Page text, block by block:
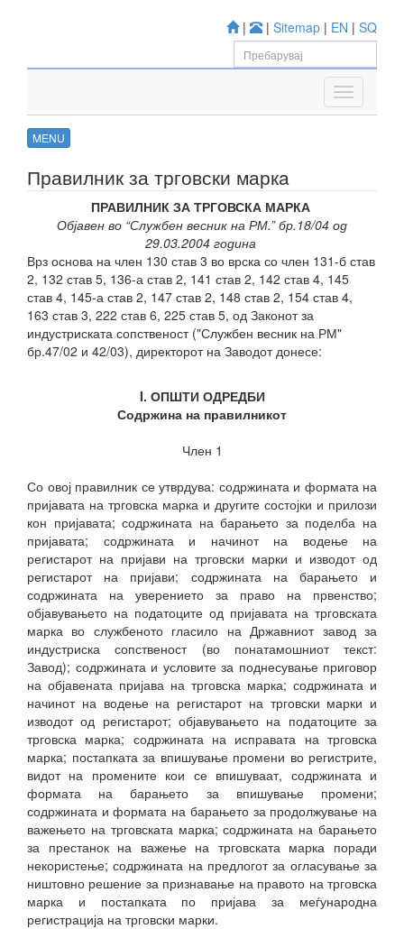
| | Sitemap | EN | SQ
MENU
Правилник за трговски маркa
ПРАВИЛНИК ЗА ТРГОВСКА МАРКА
Објавен во “Службен весник на РМ.” бр.18/04 од
29.03.2004 година
Врз основа на член 130 став 3 во врска со член 131-б став
2, 132 став 5, 136-а став 2, 141 став 2, 142 став 4, 145
став 4, 145-а став 2, 147 став 2, 148 став 2, 154 став 4,
163 став 3, 222 став 6, 225 став 5, од Законот за
индустриската сопственост ("Службен весник на РМ"
бр.47/02 и 42/03), директорот на Заводот донесе:
I. ОПШТИ ОДРЕДБИ
Содржина на правилникот
Член 1
Со овој правилник се утврдува: содржината и формата на
пријавата на трговска марка и другите состојки и прилози
кон пријавата; содржината на барањето за поделба на
пријавата; содржината и начинот на водење на
регистарот на пријави на трговски марки и изводот од
регистарот на пријави; содржината на барањето и
содржината на уверението за право на првенство;
објавувањето на податоците од пријавата на трговската
марка во службеното гласило на Државниот завод за
индустриска сопственост (во понатамошниот текст:
Завод); содржината и условите за поднесување приговор
на објавената пријава на трговска марка; содржината и
начинот на водење на регистарот на трговски марки и
изводот од регистарот; објавувањето на податоците за
трговска марка; содржината на исправата на трговска
марка; постапката за впишување промени во регистрите,
видот на промените кои се впишуваат, содржината и
формата на барањето за впишување промени;
содржината и формата на барањето за продолжување на
важењето на трговската марка; содржината на барањето
за престанок на важење на трговската марка поради
некористење; содржината на предлогот за огласување за
ништовно решение за признавање на правото на трговска
марка и постапката по пријава за меѓународна
регистрација на трговски марки.